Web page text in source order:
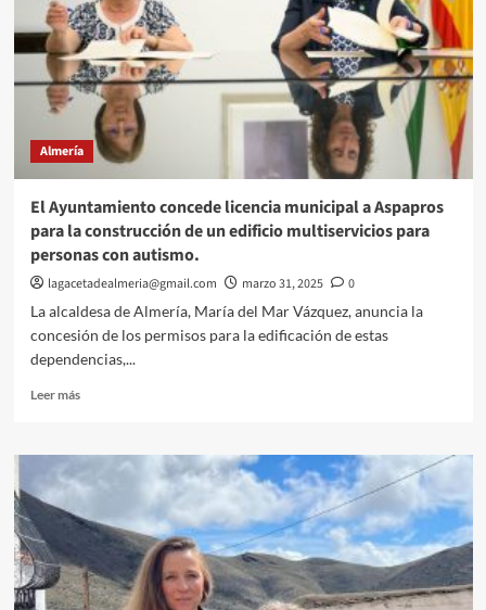
cuento
Almería
El Ayuntamiento concede licencia municipal a Aspapros
para la construcción de un edificio multiservicios para
personas con autismo.
lagacetadealmeria@gmail.com marzo 31, 2025
0
La alcaldesa de Almería, María del Mar Vázquez, anuncia la
concesión de los permisos para la edificación de estas
dependencias,...
Leer másLeer
El
Ayuntamiento
concede
licencia
municipal
Aspapros
para